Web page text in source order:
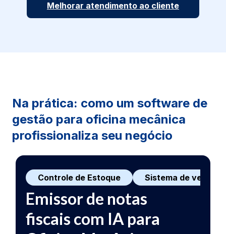
Melhorar atendimento ao cliente
Na prática: como um software de
gestão para oficina mecânica
profissionaliza seu negócio
Controle de Estoque Sistema de vendas
Sistema de controle de
estoque para Oficina
Sistema de controle de
vendas para Oficina
Sistema de controle
financeiro para Oficina
Emissor de notas
fiscais com IA para